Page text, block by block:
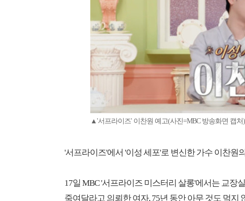
▲'서프라이즈' 이찬원 예고(사진=MBC 방송화면 캡처)
'서프라이즈'에서 '이성 세포'로 변신한 가수 이찬원
17일 MBC '서프라이즈 미스터리 살롱'에서는 교장
죽여달라고 의뢰한 여자, 75년 동안 아무 것도 먹지